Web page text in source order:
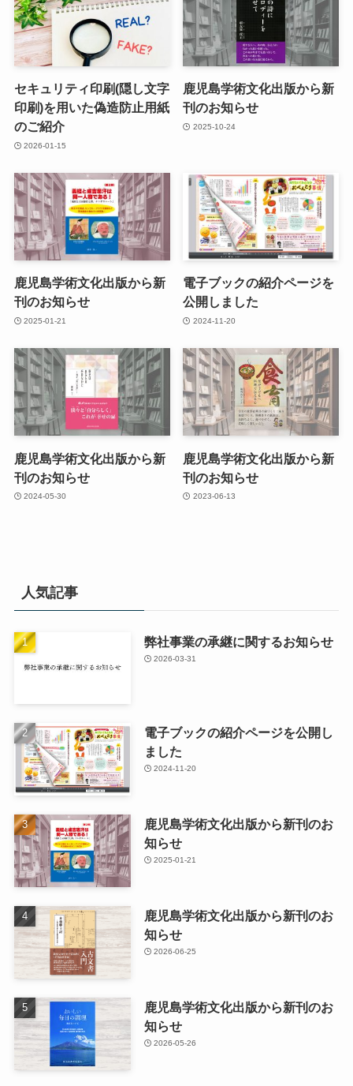
セキュリティ印刷(隠し文字
印刷)を用いた偽造防止用紙
のご紹介
2026-01-15
鹿児島学術文化出版から新
刊のお知らせ
2025-10-24
鹿児島学術文化出版から新
刊のお知らせ
2025-01-21
電子ブックの紹介ページを
公開しました
2024-11-20
鹿児島学術文化出版から新
刊のお知らせ
2024-05-30
鹿児島学術文化出版から新
刊のお知らせ
2023-06-13
人気記事
弊社事業の承継に関するお知らせ
2026-03-31
電子ブックの紹介ページを公開し
ました
2024-11-20
鹿児島学術文化出版から新刊のお
知らせ
2025-01-21
鹿児島学術文化出版から新刊のお
知らせ
2026-06-25
鹿児島学術文化出版から新刊のお
知らせ
2026-05-26